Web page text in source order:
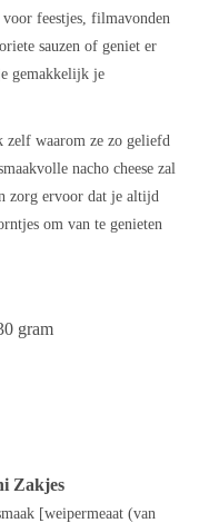
voor feestjes, filmavonden
sauzen of geniet er
gemakkelijk je
zelf waarom ze zo geliefd
nacho cheese zal
zorg ervoor dat je altijd
om van te genieten
gram
Zakjes
[weipermeaat (van